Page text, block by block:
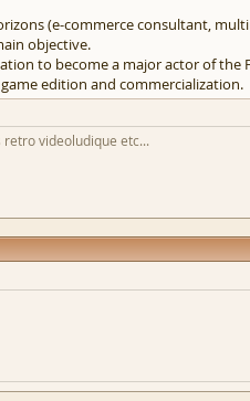
(e-commerce consultant,
objective.
to become a major actor of
edition and commercialization.
videoludique etc...